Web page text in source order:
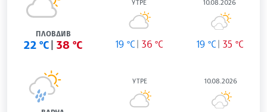
ПЛОВДИВ
22 °C 38 °C
УТРЕ
19 °C 36 °C
10.08.2026
19 °C 35 °C
УТРЕ 10.08.2026